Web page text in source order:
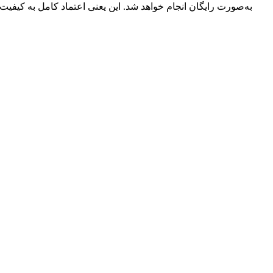
به‌صورت رایگان انجام خواهد شد. این یعنی اعتماد کامل به